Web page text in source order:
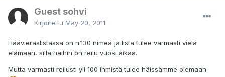
Guest sohvi
Kirjoitettu May 20, 2011
Häävieraslistassa on n.130 nimeä ja lista tulee varmasti vielä
elämään, sillä häihin on reilu vuosi aikaa.
Mutta varmasti reilusti yli 100 ihmistä tulee häissämme olemaan